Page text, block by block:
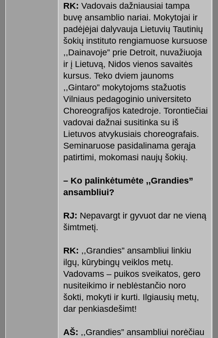
RK: Vadovais dažniausiai tampa
buvę ansamblio nariai. Mokytojai ir
padėjėjai dalyvauja Lietuvių Tautinių
šokių instituto rengiamuose kursuose
,,Dainavoje” prie Detroit, nuvažiuoja
ir į Lietuvą, Nidos vienos savaitės
kursus. Teko dviem jaunoms
,,Gintaro” mokytojoms stažuotis
Vilniaus pedagoginio universiteto
Choreografijos katedroje. Torontiečiai
vadovai dažnai susitinka su iš
Lietuvos atvykusiais choreografais.
Seminaruose pasidalinama gerąja
patirtimi, mokomasi naujų šokių.
– Ko palinkėtumėte ,,Grandies”
ansambliui?
RJ: Nepavargt ir gyvuot dar ne vieną
šimtmetį.
RK: ,,Grandies” ansambliui linkiu
ilgų, kūrybingų veiklos metų.
Vadovams – puikos sveikatos, gero
nusiteikimo ir neblėstančio noro
šokti, mokyti ir kurti. Ilgiausių metų,
dar penkiasdešimt!
AŠ: ,,Grandies” ansambliui norėčiau